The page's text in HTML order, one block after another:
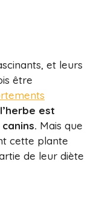
et leurs
être
est
Mais que
cette plante
de leur diète